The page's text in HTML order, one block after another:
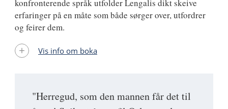
"Herregud, som den mannen får det til
konfronterende språk utfolder Lengalis dikt skeive
erfaringer på en måte som både sørger over, utfordrer
og feirer dem.
Vis info om boka